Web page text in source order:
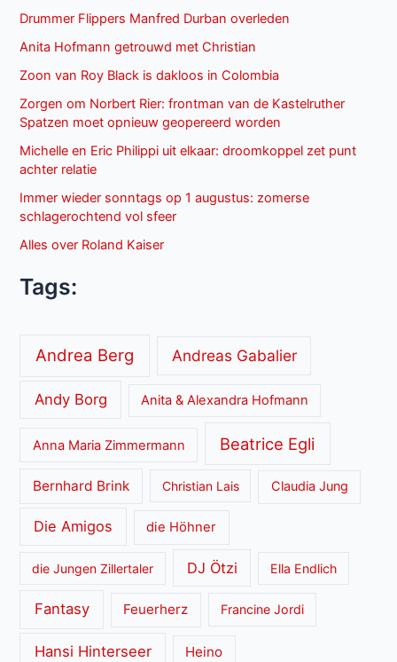
Drummer Flippers Manfred Durban overleden
Anita Hofmann getrouwd met Christian
Zoon van Roy Black is dakloos in Colombia
Zorgen om Norbert Rier: frontman van de Kastelruther
Spatzen moet opnieuw geopereerd worden
Michelle en Eric Philippi uit elkaar: droomkoppel zet punt
achter relatie
Immer wieder sonntags op 1 augustus: zomerse
schlagerochtend vol sfeer
Alles over Roland Kaiser
Tags:
Andrea Berg Andreas Gabalier
Andy Borg Anita & Alexandra Hofmann
Anna Maria Zimmermann Beatrice Egli
Bernhard Brink Christian Lais Claudia Jung
Die Amigos die Höhner
die Jungen Zillertaler DJ Ötzi Ella Endlich
Fantasy Feuerherz Francine Jordi
Hansi Hinterseer Heino